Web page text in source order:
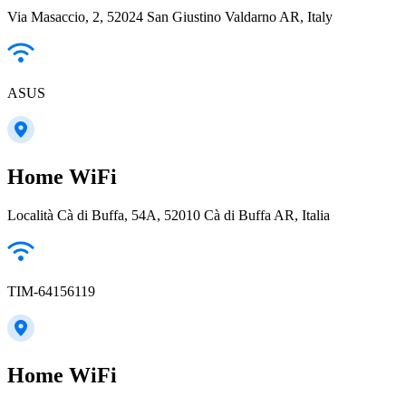
Via Masaccio, 2, 52024 San Giustino Valdarno AR, Italy
ASUS
Home WiFi
Località Cà di Buffa, 54A, 52010 Cà di Buffa AR, Italia
TIM-64156119
Home WiFi